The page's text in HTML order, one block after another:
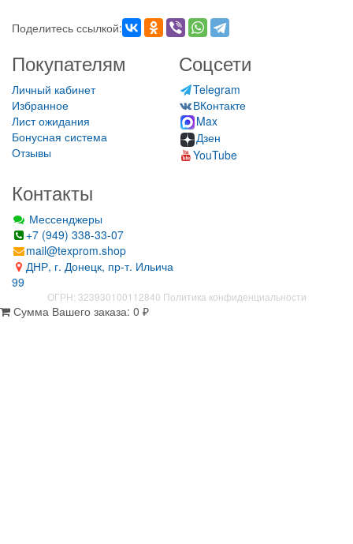
Поделитесь ссылкой:
Покупателям
Личный кабинет
Избранное
Лист ожидания
Бонусная система
Отзывы
Соцсети
Telegram
ВКонтакте
Max
Дзен
YouTube
Контакты
Мессенджеры
+7 (949) 338-33-07
mail@texprom.shop
ДНР, г. Донецк, пр-т. Ильича
99
ОГРН: 323930100112840 Политика конфиденциальности
Сумма Вашего заказа: 0 ₽